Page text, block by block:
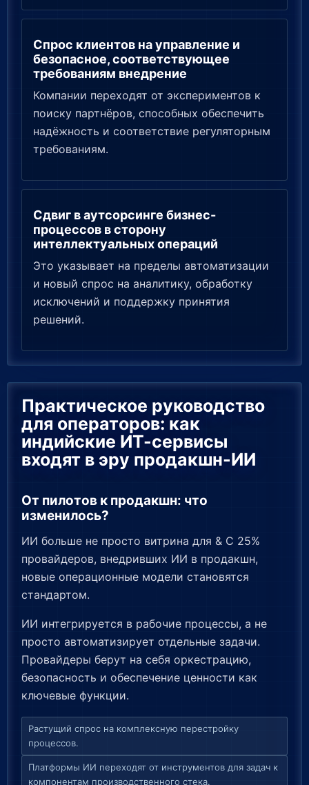
Спрос клиентов на управление и
безопасное, соответствующее
требованиям внедрение
Компании переходят от экспериментов к
поиску партнёров, способных обеспечить
надёжность и соответствие регуляторным
требованиям.
Сдвиг в аутсорсинге бизнес-
процессов в сторону
интеллектуальных операций
Это указывает на пределы автоматизации
и новый спрос на аналитику, обработку
исключений и поддержку принятия
решений.
Практическое руководство
для операторов: как
индийские ИТ-сервисы
входят в эру продакшн-ИИ
От пилотов к продакшн: что
изменилось?
ИИ больше не просто витрина для & С 25%
провайдеров, внедривших ИИ в продакшн,
новые операционные модели становятся
стандартом.
ИИ интегрируется в рабочие процессы, а не
просто автоматизирует отдельные задачи.
Провайдеры берут на себя оркестрацию,
безопасность и обеспечение ценности как
ключевые функции.
Растущий спрос на комплексную перестройку
процессов.
Платформы ИИ переходят от инструментов для задач к
компонентам производственного стека.